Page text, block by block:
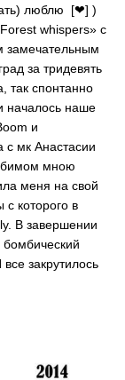
люблю [❤] )
whispers» с
замечательным
за тридевять
так спонтанно
началось наше
и
мк Анастасии
мною
меня на свой
которого в
В завершении
закрутилось